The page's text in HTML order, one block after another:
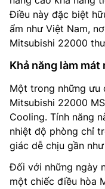
Điều này đặc biệt
ẩm như Việt Nam,
Mitsubishi 22000
Khả năng làm
Một trong những ưu
Mitsubishi 22000
Cooling. Tính năng
nhiệt độ phòng chỉ
giác dễ chịu gần
Đối với những ngày
một chiếc điều hòa